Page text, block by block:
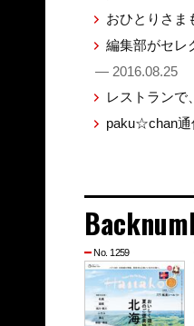
おひとりさま
編集部がセレ
— 2016.08.25
レストランで
paku☆chan通
No. 1259